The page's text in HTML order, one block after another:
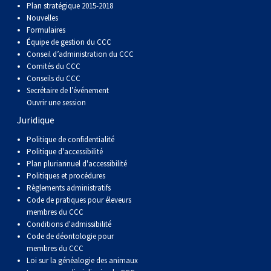
Berger anglais
Berger polonais de plaine
Berger portugais
Schapendoes néerlandais
Berger Shetland
Chien d’eau espagnol
Vallhund suédois
Chien Ibizan
Lévrier irlandais
Norrbottenspets
Lundehund norvégien
Otterhound
Petit basset griffon vendéen
Pharaoh Hound
Terrier tibétain
Xoloitzcuintli (moyen)
Xoloïtzcuintli (standard)
Setter irlandais
Épagneul cocker américain
Épagneul d’eau américain
Épagneul breton
Épagneul Clumber
Épagneul cocker anglais
Épagneul springer anglais
Terrier de Norwich
Terrier du révérend Russell
Terrier chasseur de rat
Schnauzer (nain)
Terrier écossais
Terrier Sealyham
Terrier Skye
Caniche (nain)
Carlin
Petit chien russe
Fox terrier miniature
Terrier de Manchester nain
Xoloitzcuintli (nain)
Terrier du Yorkshire
Grand bouvier suisse
Chien du Groenland
Hovawart
Komondor
Kuvasz
Leonberger
Mastiff
Top Dogs
Plan stratégique 2015-2018
Nouvelles
Formulaires
Équipe de gestion du CCC
Conseil d’administration du CCC
Comités du CCC
Conseils du CCC
Secrétaire de l’événement
Ouvrir une session
Juridique
Politique de confidentialité
Politique d'accessibilité
Plan pluriannuel d'accessibilité
Politiques et procédures
Règlements administratifs
Code de pratiques pour éleveurs
membres du CCC
Conditions d'admissibilité
Code de déontologie pour
membres du CCC
Loi sur la généalogie des animaux